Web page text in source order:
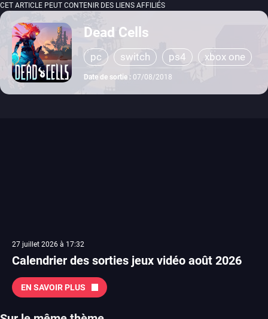
CET ARTICLE PEUT CONTENIR DES LIENS AFFILIÉS
Dead Cells
pc switch ps4 xbox one
Date de sortie : 07/08/2018
27 juillet 2026 à 17:32
Calendrier des sorties jeux vidéo août 2026
EN SAVOIR PLUS